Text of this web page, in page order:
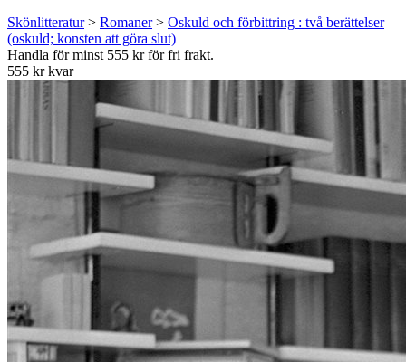
Skönlitteratur> Romaner> Oskuld och förbittring : två berättelser
(oskuld; konsten att göra slut)
Handla för minst 555 kr för fri frakt.
555 kr kvar